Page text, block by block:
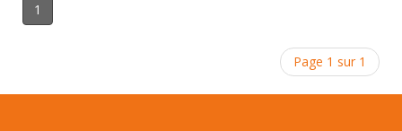
1
Page 1 sur 1